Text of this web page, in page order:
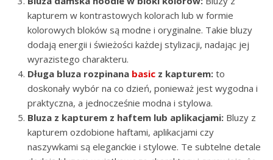
kapturem w kontrastowych kolorach lub w formie
kolorowych bloków są modne i oryginalne. Takie bluzy
dodają energii i świeżości każdej stylizacji, nadając jej
wyrazistego charakteru.
Długa bluza rozpinana basic z kapturem: to
doskonały wybór na co dzień, ponieważ jest wygodna i
praktyczna, a jednocześnie modna i stylowa.
Bluza z kapturem z haftem lub aplikacjami: Bluzy z
kapturem ozdobione haftami, aplikacjami czy
naszywkami są eleganckie i stylowe. Te subtelne detale